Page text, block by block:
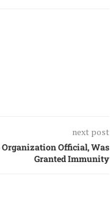
next post
Official, Was
Granted Immunity